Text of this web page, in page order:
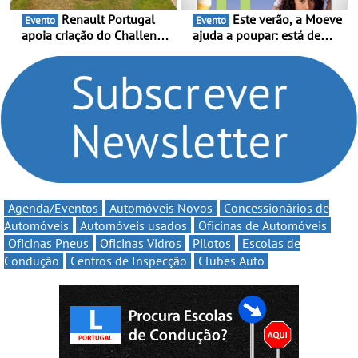
Evento
apoia criação do Challenge
compromisso com o
automobilismo nacional
continua em 2026
Evento
ajuda a poupar: está de
Volta” com descontos de
Agenda/Eventos Automóveis Novos
Concessionários de
Automóveis
Automóveis usados
Oficinas de Automóveis
Oficinas Pneus
Oficinas Vidros Pilotos
Escolas de
Condução
Centros de Inspecção Clubes Auto